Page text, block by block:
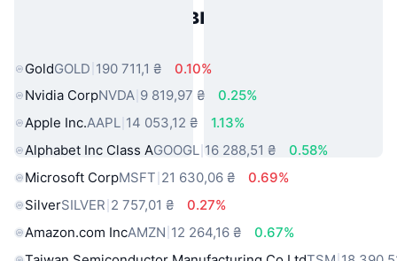
Популярні активи реального
GoldGOLD 190 711,1 ₴
0.10%
Nvidia CorpNVDA 9 819,97 ₴
0.25%
Apple Inc.AAPL 14 053,12 ₴
1.13%
Alphabet Inc Class AGOOGL 16 288,51 ₴
0.58%
Microsoft CorpMSFT 21 630,06 ₴
0.69%
SilverSILVER 2 757,01 ₴
0.27%
Amazon.com IncAMZN 12 264,16 ₴
0.67%